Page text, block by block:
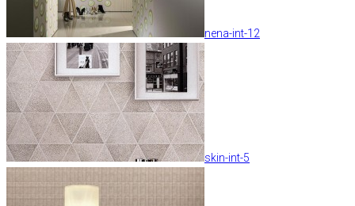
nena-int-12
skin-int-5